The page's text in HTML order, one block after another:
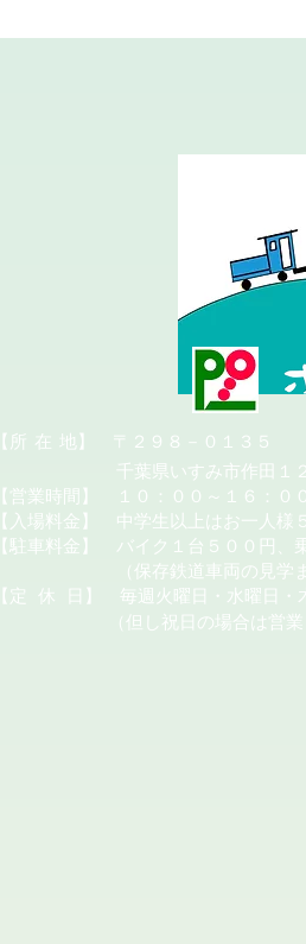
​【所 在 地】 〒２９８－０１３５
千葉県いすみ市作田１２
【営業時間】 １０：００～１６：０
【入場料金】 中学生以上はお一人様
【駐車料金】 バイク１台５００円、
（保存鉄道車両の見学または
【定
休
日】 毎週火曜日・水曜日・
（但し祝日の場合は営業